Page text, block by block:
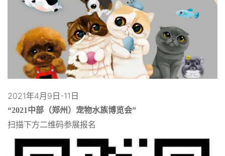
2021年4月9日-11日
“2021中部（郑州）宠物水族博览会”
扫描下方二维码参展报名